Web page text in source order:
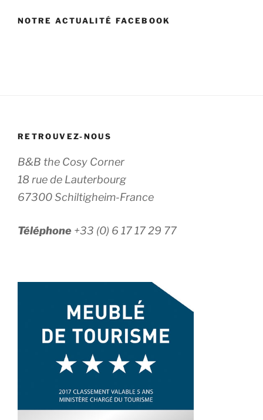
NOTRE ACTUALITÉ FACEBOOK
RETROUVEZ-NOUS
B&B the Cosy Corner
18 rue de Lauterbourg
67300 Schiltigheim-France
Téléphone +33 (0) 6 17 17 29 77